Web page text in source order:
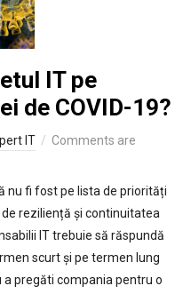
IT pe
de COVID-19?
IT
Comments are
nu fi fost pe lista de priorități
reziliență și continuitatea
IT trebuie să răspundă
scurt și pe termen lung
pregăti compania pentru o